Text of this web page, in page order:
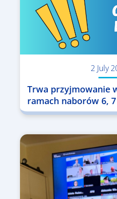
2 July
Trwa przyjmowanie
ramach naborów 6,